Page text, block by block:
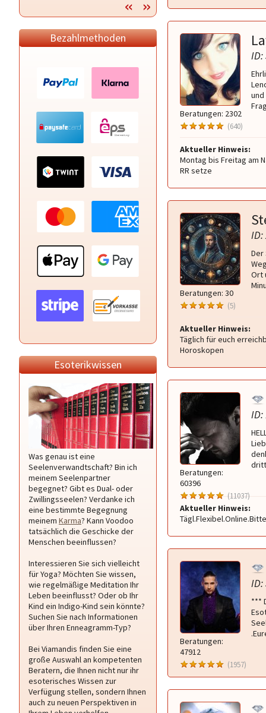
Bezahlmethoden
Esoterikwissen
Was genau ist eine
Seelenverwandtschaft? Bin ich
meinem Seelenpartner
begegnet? Gibt es Dual- oder
Zwillingsseelen? Verdanke ich
eine bestimmte Begegnung
meinem Karma? Kann Voodoo
tatsächlich die Geschicke der
Menschen beeinflussen?
Interessieren Sie sich vielleicht
für Yoga? Möchten Sie wissen,
wie regelmäßige Meditation Ihr
Leben beeinflusst? Oder ob Ihr
Kind ein Indigo-Kind sein könnte?
Suchen Sie nach Informationen
über Ihren Enneagramm-Typ?
Bei Viamandis finden Sie eine
große Auswahl an kompetenten
Beratern, die Ihnen nicht nur ihr
esoterisches Wissen zur
Verfügung stellen, sondern Ihnen
auch zu neuen Perspektiven in
Beratungen: 2302
(640)
ID:
Aktueller Hinweis:
Montag bis Freitag am
RR setze
Beratungen: 30
(5)
ID:
Ort
Aktueller Hinweis:
Täglich für euch
Horoskopen
Beratungen:
60396
(11037)
ID:
Aktueller Hinweis:
Beratungen:
47912
(1957)
ID:
***